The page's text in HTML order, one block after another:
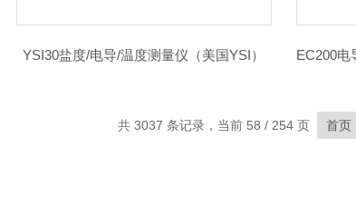
YSI30盐度/电导/温度测量仪（美国YSI）
共 3037 条记录，当前 58 / 254 页 首页